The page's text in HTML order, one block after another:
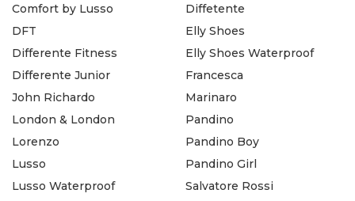
Comfort by Lusso
DFT
Differente Fitness
Differente Junior
Diffetente
Elly Shoes
Elly Shoes Waterproof
Francesca
John Richardo
London & London
Lorenzo
Lusso
Lusso Waterproof
Marinaro
Pandino
Pandino Boy
Pandino Girl
Salvatore Rossi